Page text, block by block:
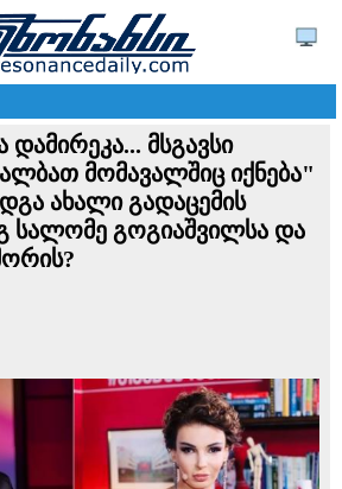
დამირეკა... მსგავსი
მომავალშიც იქნება"
ახალი გადაცემის
სალომე გოგიაშვილსა და